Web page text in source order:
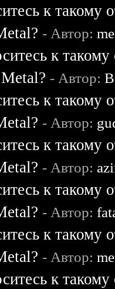
к такому
- Автор:
к
- Автор:
к такому
- Автор:
к такому
- Автор:
к такому
- Автор:
к такому
- Автор:
к